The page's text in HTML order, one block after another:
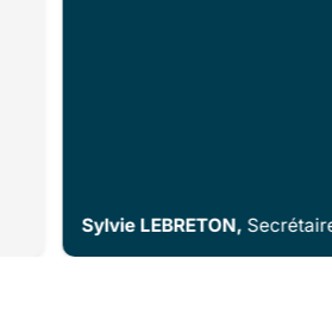
Sylvie LEBRETON,Secrétaire